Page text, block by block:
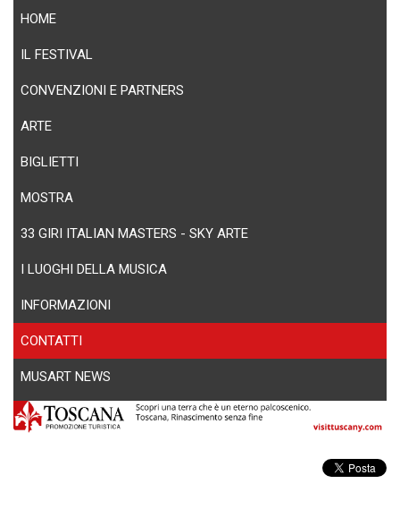
HOME
IL FESTIVAL
CONVENZIONI E PARTNERS
ARTE
BIGLIETTI
MOSTRA
33 GIRI ITALIAN MASTERS - SKY ARTE
I LUOGHI DELLA MUSICA
INFORMAZIONI
CONTATTI
MUSART NEWS